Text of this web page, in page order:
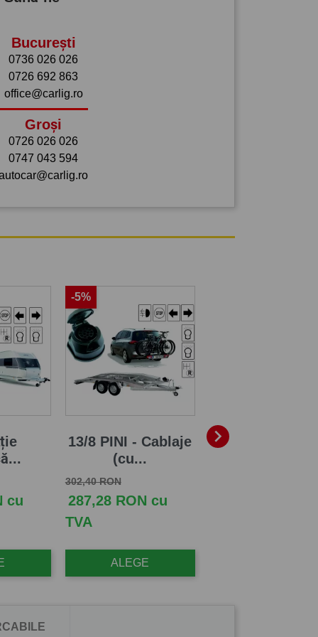
București
0736 026 026
0726 692 863
office@carlig.ro
Groși
0726 026 026
0747 043 594
cu
13/8 PINI - Cablaje
(cu...
Pret de baza
302,40 RONPret
287,28 RON cu
TVA
ALEGE
-5%
Cablaj
